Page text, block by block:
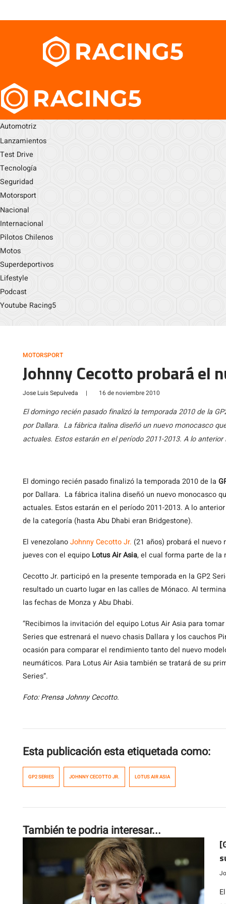
Automotriz
Lanzamientos
Test Drive
Tecnología
Seguridad
Motorsport
Nacional
Internacional
Pilotos Chilenos
Motos
Superdeportivos
Lifestyle
Podcast
Youtube Racing5
MOTORSPORT
Johnny Cecotto probará el
Jose Luis Sepulveda | 16 de noviembre 2010
El domingo recién pasado finalizó la temporada 2010 de la
por Dallara. La fábrica italina diseñó un nuevo monocasco
actuales. Estos estarán en el período 2011-2013. A lo
El domingo recién pasado finalizó la temporada 2010 de la
por Dallara. La fábrica italina diseñó un nuevo monocasco
actuales. Estos estarán en el período 2011-2013. A lo
de la categoría (hasta Abu Dhabi eran Bridgestone).
El venezolanoJohnny Cecotto Jr. (21 años) probará el
jueves con el equipo Lotus Air Asia, el cual forma parte de la
Cecotto Jr. participó en la presente temporada en la GP2
resultado un cuarto lugar en las calles de Mónaco. Al
las fechas de Monza y Abu Dhabi.
“Recibimos la invitación del equipo Lotus Air Asia para
Series que estrenará el nuevo chasis Dallara y los cauchos
ocasión para comparar el rendimiento tanto del nuevo
neumáticos. Para Lotus Air Asia también se tratará de su
Series”.
Foto: Prensa Johnny Cecotto.
Esta publicación esta etiquetada como:
GP2 SERIES JOHNNY CECOTTO JR. LOTUS AIR ASIA
También te podria interesar...